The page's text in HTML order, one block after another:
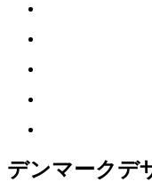
デンマークデ